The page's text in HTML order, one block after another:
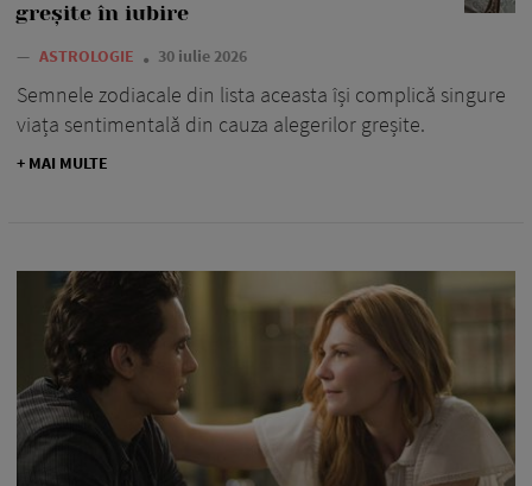
greșite în iubire
— ASTROLOGIE 30 iulie 2026
Semnele zodiacale din lista aceasta își complică singure
viața sentimentală din cauza alegerilor greșite.
+ MAI MULTE